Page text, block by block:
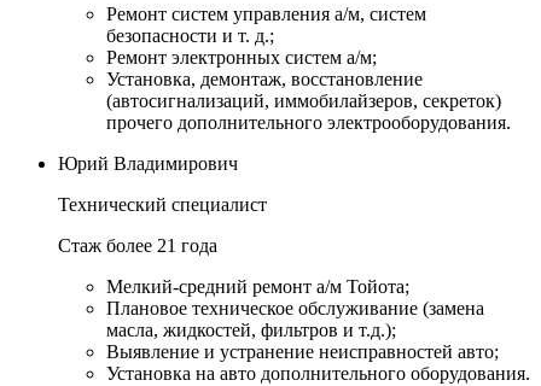
Ремонт систем управления а/м, систем
безопасности и т. д.;
Ремонт электронных систем а/м;
Установка, демонтаж, восстановление
(автосигнализаций, иммобилайзеров, секреток)
прочего дополнительного электрооборудования.
Юрий Владимирович
Технический специалист
Стаж более 21 года
Мелкий-средний ремонт а/м Тойота;
Плановое техническое обслуживание (замена
масла, жидкостей, фильтров и т.д.);
Выявление и устранение неисправностей авто;
Установка на авто дополнительного оборудования.